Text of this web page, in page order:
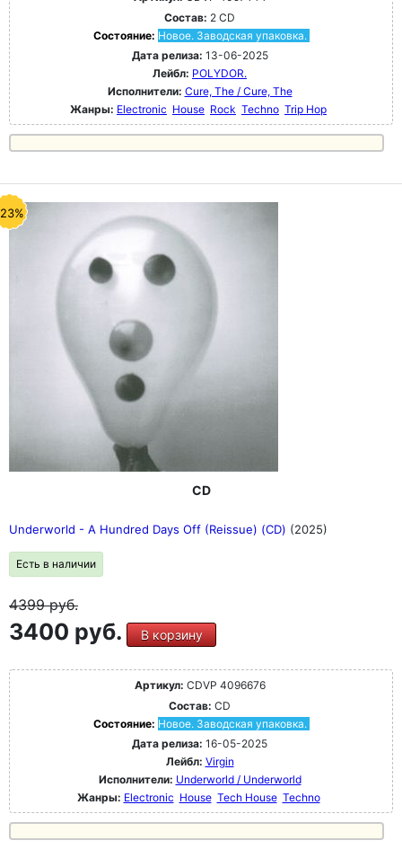
Состав: 2 CD
Состояние: Новое. Заводская упаковка.
Дата релиза: 13-06-2025
Лейбл: POLYDOR.
Исполнители: Cure, The / Cure, The
Жанры: Electronic House Rock Techno Trip Hop
CD
Underworld - A Hundred Days Off (Reissue) (CD) (2025)
Есть в наличии
4399руб.
3400 руб. В корзину
Артикул: CDVP 4096676
Состав: CD
Состояние: Новое. Заводская упаковка.
Дата релиза: 16-05-2025
Лейбл: Virgin
Исполнители: Underworld / Underworld
Жанры: Electronic House Tech House Techno